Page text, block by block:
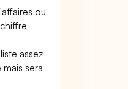
ou
assez
sera